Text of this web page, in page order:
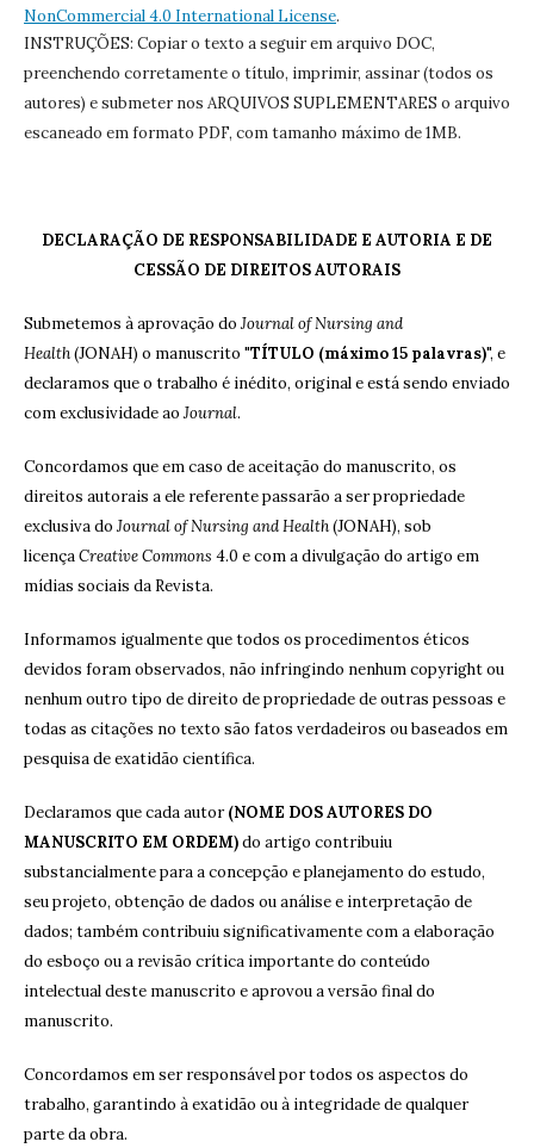
NonCommercial 4.0 International License.
INSTRUÇÕES: Copiar o texto a seguir em arquivo DOC,
preenchendo corretamente o título, imprimir, assinar (todos os
autores) e submeter nos ARQUIVOS SUPLEMENTARES o arquivo
escaneado em formato PDF, com tamanho máximo de 1MB.
DECLARAÇÃO DE RESPONSABILIDADE E AUTORIA E DE
CESSÃO DE DIREITOS AUTORAIS
Submetemos à aprovação do Journal of Nursing and
Health(JONAH) o manuscrito "TÍTULO (máximo 15 palavras)", e
declaramos que o trabalho é inédito, original e está sendo enviado
com exclusividade ao Journal.
Concordamos que em caso de aceitação do manuscrito, os
direitos autorais a ele referente passarão a ser propriedade
exclusiva do Journal of Nursing and Health(JONAH), sob
licençaCreative Commons 4.0 e com a divulgação do artigo em
mídias sociais da Revista.
Informamos igualmente que todos os procedimentos éticos
devidos foram observados, não infringindo nenhum copyright ou
nenhum outro tipo de direito de propriedade de outras pessoas e
todas as citações no texto são fatos verdadeiros ou baseados em
pesquisa de exatidão científica.
Declaramos que cada autor(NOME DOS AUTORES DO
MANUSCRITO EM ORDEM)do artigo contribuiu
substancialmente para a concepção e planejamento do estudo,
seu projeto, obtenção de dados ou análise e interpretação de
dados; também contribuiu significativamente com a elaboração
do esboço ou a revisão crítica importante do conteúdo
intelectual deste manuscrito e aprovou a versão final do
manuscrito.
Concordamos em ser responsável por todos os aspectos do
trabalho, garantindo à exatidão ou à integridade de qualquer
parte da obra.